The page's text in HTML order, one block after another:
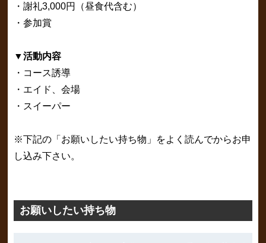
・謝礼3,000円（昼食代含む）
・参加賞
▼活動内容
・コース誘導
・エイド、会場
・スイーパー
※下記の「お願いしたい持ち物」をよく読んでからお申
し込み下さい。
お願いしたい持ち物